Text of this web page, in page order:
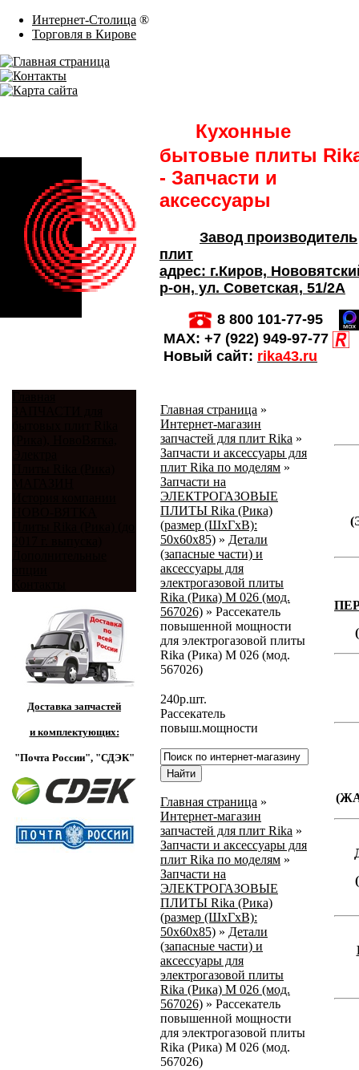
Интернет-Столица ®
Торговля в Кирове
Кухонные
бытовые плиты
- Запчасти и
аксессуары
Завод производитель
плит
адрес: г.Киров,
р-он, ул. Советская, 51/2А
8 800 101-77-95
MAX: +7 (922) 949-97-77
Новый сайт: rika43.ru
Доставка запчастей
и комплектующих:
"Почта России", "СДЭК"
Главная страница »
Интернет-магазин
запчастей для плит Rika »
Запчасти и аксессуары для
плит Rika по моделям »
Запчасти на
ЭЛЕКТРОГАЗОВЫЕ
ПЛИТЫ Rika (Рика)
(размер (ШхГхВ):
50х60х85) » Детали
(запасные части) и
аксессуары для
электрогазовой плиты
Rika (Рика) М 026 (мод.
567026) » Рассекатель
повышенной мощности
для электрогазовой плиты
Rika (Рика) М 026 (мод.
567026)
240р.шт.
Рассекатель
повыш.мощности
Главная страница »
Интернет-магазин
запчастей для плит Rika »
Запчасти и аксессуары для
плит Rika по моделям »
Запчасти на
ЭЛЕКТРОГАЗОВЫЕ
ПЛИТЫ Rika (Рика)
(размер (ШхГхВ):
50х60х85) » Детали
(запасные части) и
аксессуары для
электрогазовой плиты
Rika (Рика) М 026 (мод.
567026) » Рассекатель
повышенной мощности
для электрогазовой плиты
Rika (Рика) М 026 (мод.
567026)